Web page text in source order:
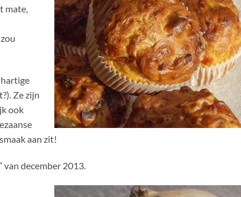
mate,
Ze zijn
ook
aan zit!
van december 2013.